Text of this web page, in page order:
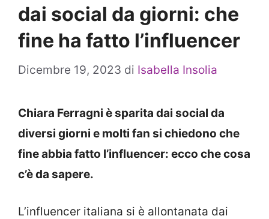
dai social da giorni: che
fine ha fatto l’influencer
Dicembre 19, 2023 di Isabella Insolia
Chiara Ferragni è sparita dai social da
diversi giorni e molti fan si chiedono che
fine abbia fatto l’influencer: ecco che cosa
c’è da sapere.
L’influencer italiana si è allontanata dai